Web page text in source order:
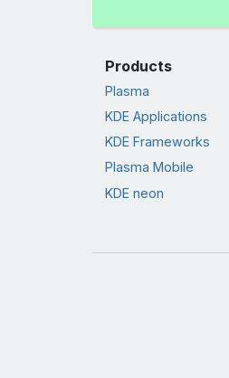
Products
Plasma
KDE Applications
KDE Frameworks
Plasma Mobile
KDE neon